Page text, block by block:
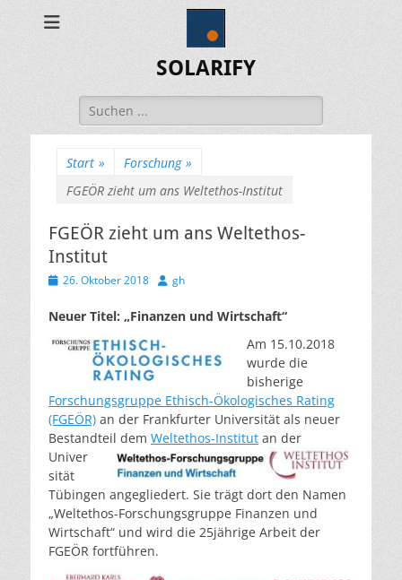
SOLARIFY
Suchen
nach:
Start » Forschung »
FGEÖR zieht um ans Weltethos-Institut
FGEÖR zieht um ans Weltethos-
Institut
Veröffentlicht
26. Oktober 2018 Autor
gh
Neuer Titel: „Finanzen und Wirtschaft“
Am 15.10.2018
wurde die
bisherige
Forschungsgruppe Ethisch-Ökologisches Rating
(FGEÖR) an der Frankfurter Universität als neuer
Bestandteil dem Weltethos-Institut an der
Univer
sität
Tübingen angegliedert. Sie trägt dort den Namen
„Weltethos-Forschungsgruppe Finanzen und
Wirtschaft“ und wird die 25jährige Arbeit der
FGEÖR fortführen.